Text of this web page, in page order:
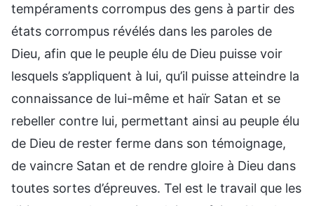
tempéraments corrompus des gens à partir des
états corrompus révélés dans les paroles de
Dieu, afin que le peuple élu de Dieu puisse voir
lesquels s’appliquent à lui, qu’il puisse atteindre la
connaissance de lui-même et haïr Satan et se
rebeller contre lui, permettant ainsi au peuple élu
de Dieu de rester ferme dans son témoignage,
de vaincre Satan et de rendre gloire à Dieu dans
toutes sortes d’épreuves. Tel est le travail que les